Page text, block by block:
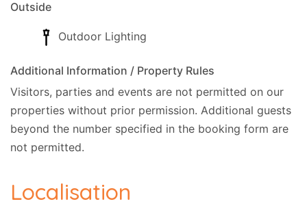
Outside
Outdoor Lighting
Additional Information / Property Rules
Visitors, parties and events are not permitted on our
properties without prior permission. Additional guests
beyond the number specified in the booking form are
not permitted.
Localisation